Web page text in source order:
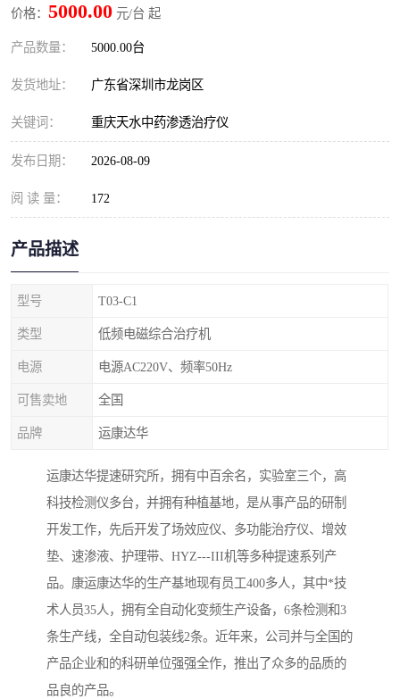
价格： 5000.00 元/台 起
产品数量： 5000.00台
发货地址： 广东省深圳市龙岗区
关键词： 重庆天水中药渗透治疗仪
发布日期： 2026-08-09
阅 读 量： 172
产品描述
型号 T03-C1
类型 低频电磁综合治疗机
电源 电源AC220V、频率50Hz
可售卖地 全国
品牌 运康达华
运康达华提速研究所，拥有中百余名，实验室三个，高
科技检测仪多台，并拥有种植基地，是从事产品的研制
开发工作，先后开发了场效应仪、多功能治疗仪、增效
垫、速渗液、护理带、HYZ---III机等多种提速系列产
品。康运康达华的生产基地现有员工400多人，其中*技
术人员35人，拥有全自动化变频生产设备，6条检测和3
条生产线，全自动包装线2条。近年来，公司并与全国的
产品企业和的科研单位强强全作，推出了众多的品质的
品良的产品。